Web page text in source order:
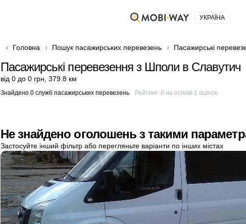
УКРАЇНА
Головна Пошук пасажирських перевезень Пасажирські
Пасажирські перевезення з Шполи в Славутич
від 0 до 0 грн 379.8 км
Знайдено 0 служб пасажирських перевезень Рейтинг: 8 на основі 1 оцінок
Не знайдено оголошень з такими
Застосуйте інший фільтр або перегляньте варіанти по інших містах